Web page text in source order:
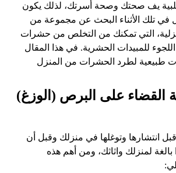
سلبية يف صحتك وصحة أسرتك، لذلك يكون
في تلك الأثناء البحث عن مجموعة من
التي تمكنك من التخلص من حشرات
للمبيدات الحشرية. في هذا المقال
طبيعية لطرد الحشرات من المنزل
القضاء على البرص (الوزغ)
انتشارها وتوغلها في منزلك وقبل أن
لمنزلك واثاثك، ومن أهم هذه